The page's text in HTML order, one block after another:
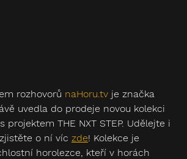
rozhovorů naHoru.tv je značka
uvedla do prodeje novou kolekci
projektem THE NXT STEP. Udělejte i
o ní víc zde! Kolekce je
horolezce, kteří v horách